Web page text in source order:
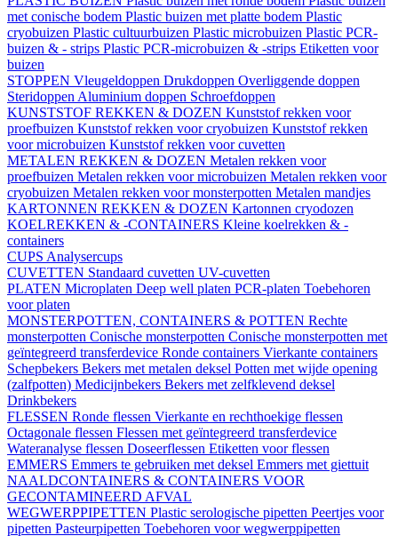
met conische bodem Plastic buizen met platte bodem Plastic
cryobuizen Plastic cultuurbuizen Plastic microbuizen Plastic PCR-
buizen & - strips Plastic PCR-microbuizen & -strips Etiketten voor
buizen
STOPPEN Vleugeldoppen Drukdoppen Overliggende doppen
Steridoppen Aluminium doppen Schroefdoppen
KUNSTSTOF REKKEN & DOZEN Kunststof rekken voor
proefbuizen Kunststof rekken voor cryobuizen Kunststof rekken
voor microbuizen Kunststof rekken voor cuvetten
METALEN REKKEN & DOZEN Metalen rekken voor
proefbuizen Metalen rekken voor microbuizen Metalen rekken voor
cryobuizen Metalen rekken voor monsterpotten Metalen mandjes
KARTONNEN REKKEN & DOZEN Kartonnen cryodozen
KOELREKKEN & -CONTAINERS Kleine koelrekken & -
containers
CUPS Analysercups
CUVETTEN Standaard cuvetten UV-cuvetten
PLATEN Microplaten Deep well platen PCR-platen Toebehoren
voor platen
MONSTERPOTTEN, CONTAINERS & POTTEN Rechte
monsterpotten Conische monsterpotten Conische monsterpotten met
geïntegreerd transferdevice Ronde containers Vierkante containers
Schepbekers Bekers met metalen deksel Potten met wijde opening
(zalfpotten) Medicijnbekers Bekers met zelfklevend deksel
Drinkbekers
FLESSEN Ronde flessen Vierkante en rechthoekige flessen
Octagonale flessen Flessen met geïntegreerd transferdevice
Wateranalyse flessen Doseerflessen Etiketten voor flessen
EMMERS Emmers te gebruiken met deksel Emmers met giettuit
NAALDCONTAINERS & CONTAINERS VOOR
GECONTAMINEERD AFVAL
WEGWERPPIPETTEN Plastic serologische pipetten Peertjes voor
pipetten Pasteurpipetten Toebehoren voor wegwerppipetten